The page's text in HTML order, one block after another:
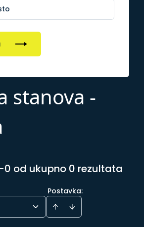
stanova -
0 od ukupno 0 rezultata
Postavka: